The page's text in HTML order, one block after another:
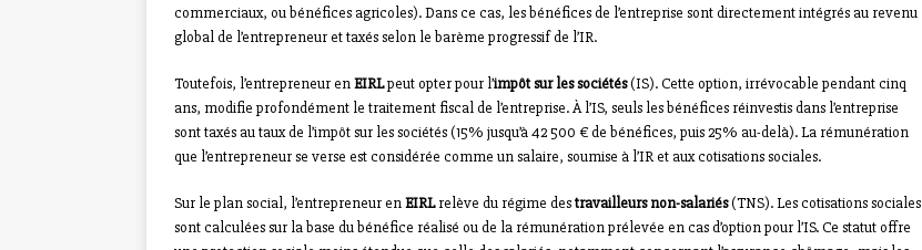
commerciaux, ou bénéfices agricoles). Dans ce cas, les bénéfices de l’entreprise sont directement intégrés au revenu
global de l’entrepreneur et taxés selon le barème progressif de l’IR.
Toutefois, l’entrepreneur enEIRLpeut opter pour l’impôt sur les sociétés(IS). Cette option, irrévocable pendant cinq
ans, modifie profondément le traitement fiscal de l’entreprise. À l’IS, seuls les bénéfices réinvestis dans l’entreprise
sont taxés au taux de l’impôt sur les sociétés (15% jusqu’à 42 500 € de bénéfices, puis 25% au-delà). La rémunération
que l’entrepreneur se verse est considérée comme un salaire, soumise à l’IR et aux cotisations sociales.
Sur le plan social, l’entrepreneur enEIRLrelève du régime destravailleurs non-salariés(TNS). Les cotisations sociales
sont calculées sur la base du bénéfice réalisé ou de la rémunération prélevée en cas d’option pour l’IS. Ce statut offre